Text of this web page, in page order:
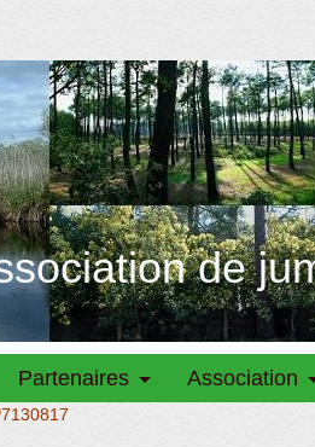
de
Partenaires Association